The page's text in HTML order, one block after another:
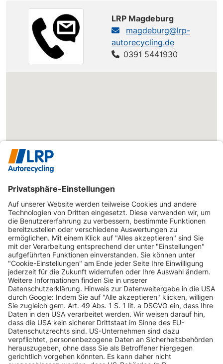
LRP Magdeburg
magdeburg@lrp-
autorecycling.de
0391 5441930
INFORMATIONEN
KUNDENSERVICE
INFORMATIONEN